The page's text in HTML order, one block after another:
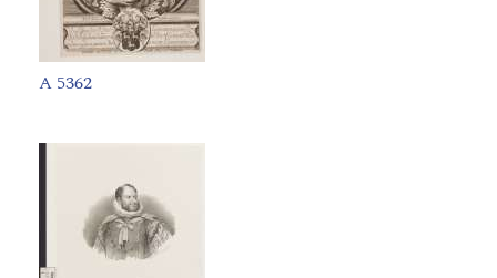
A 5362